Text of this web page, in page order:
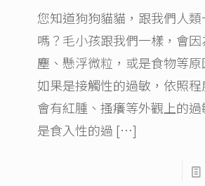
您知道狗狗貓貓，跟我們人
嗎？毛小孩跟我們一樣，會
塵、懸浮微粒，或是食物等原
如果是接觸性的過敏，依照
會有紅腫、搔癢等外觀上的
是食入性的過 […]